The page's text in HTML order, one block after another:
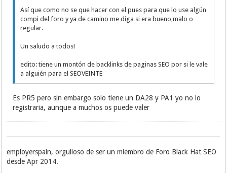
Así que como no se que hacer con el pues para que lo use algún
compi del foro y ya de camino me diga si era bueno,malo o
regular.
Un saludo a todos!
edito: tiene un montón de backlinks de paginas SEO por si le vale
a alguién para el SEOVEINTE
Es PR5 pero sin embargo solo tiene un DA28 y PA1 yo no lo
registraria, aunque a muchos os puede valer
employerspain, orgulloso de ser un miembro de Foro Black Hat SEO
desde Apr 2014.